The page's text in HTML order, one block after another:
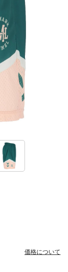
価格について